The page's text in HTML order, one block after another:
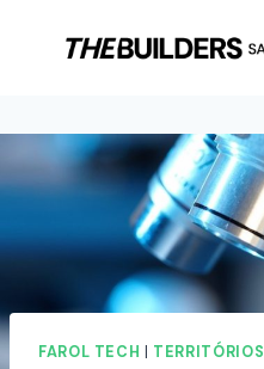
FAROL TECH | TERRITÓRIOS